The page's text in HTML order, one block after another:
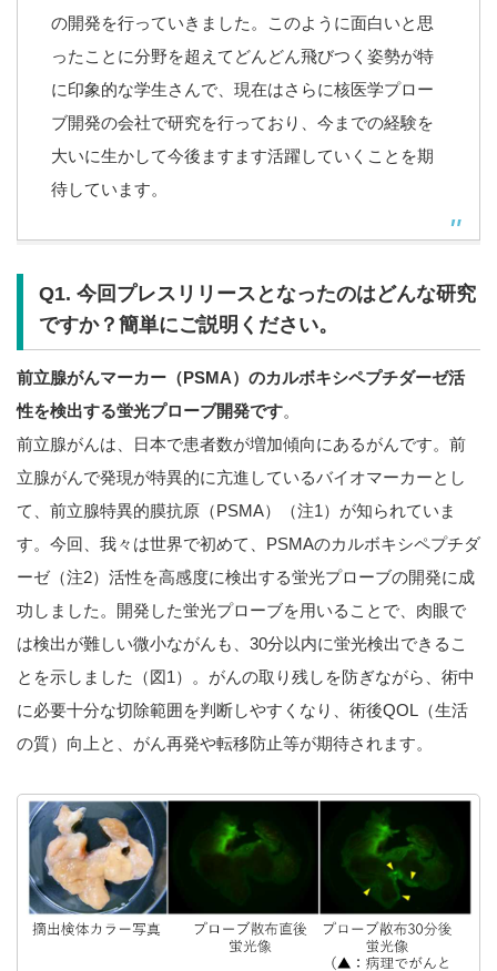
の開発を行っていきました。このように面白いと思
ったことに分野を超えてどんどん飛びつく姿勢が特
に印象的な学生さんで、現在はさらに核医学プロー
ブ開発の会社で研究を行っており、今までの経験を
大いに生かして今後ますます活躍していくことを期
待しています。
Q1. 今回プレスリリースとなったのはどんな研究
ですか？簡単にご説明ください。
前立腺がんマーカー（PSMA）のカルボキシペプチダーゼ活
性を検出する蛍光プローブ開発です。
前立腺がんは、日本で患者数が増加傾向にあるがんです。前
立腺がんで発現が特異的に亢進しているバイオマーカーとし
て、前立腺特異的膜抗原（PSMA）（注1）が知られていま
す。今回、我々は世界で初めて、PSMAのカルボキシペプチダ
ーゼ（注2）活性を高感度に検出する蛍光プローブの開発に成
功しました。開発した蛍光プローブを用いることで、肉眼で
は検出が難しい微小ながんも、30分以内に蛍光検出できるこ
とを示しました（図1）。がんの取り残しを防ぎながら、術中
に必要十分な切除範囲を判断しやすくなり、術後QOL（生活
の質）向上と、がん再発や転移防止等が期待されます。